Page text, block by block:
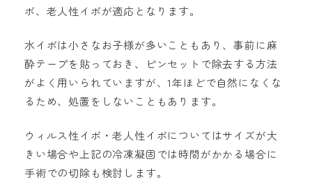
ボ、老人性イボが適応となります。
水イボは小さなお子様が多いこともあり、事前に麻
酔テープを貼っておき、ピンセットで除去する方法
がよく用いられていますが、1年ほどで自然になくな
るため、処置をしないこともあります。
ウィルス性イボ・老人性イボについてはサイズが大
きい場合や上記の冷凍凝固では時間がかかる場合に
手術での切除も検討します。